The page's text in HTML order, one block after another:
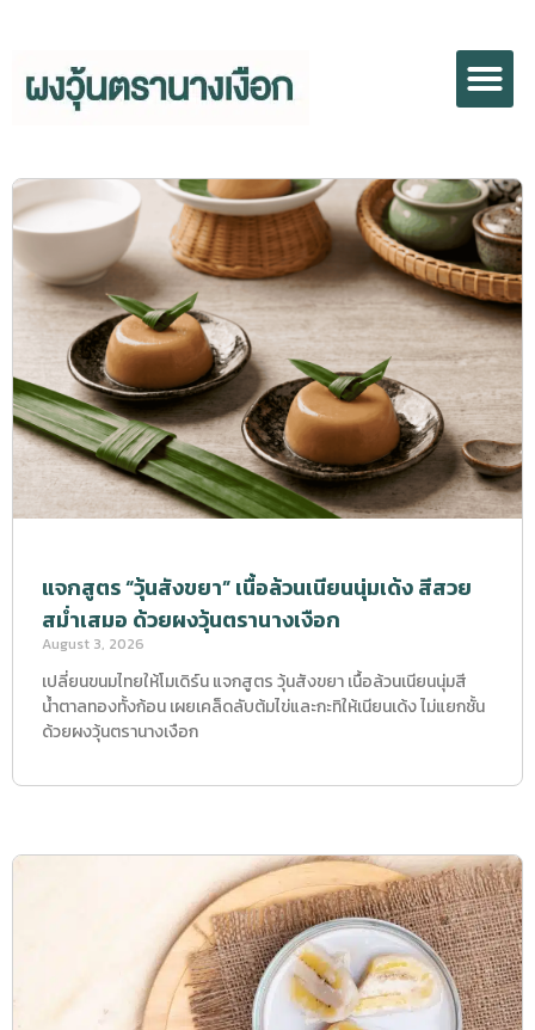
แจกสูตร “วุ้นสังขยา” เนื้อล้วนเนียนนุ่มเด้ง สีสวย
สม่ำเสมอ ด้วยผงวุ้นตรานางเงือก
August 3, 2026
เปลี่ยนขนมไทยให้โมเดิร์น แจกสูตร วุ้นสังขยา เนื้อล้วนเนียนนุ่มสี
น้ำตาลทองทั้งก้อน เผยเคล็ดลับต้มไข่และกะทิให้เนียนเด้ง ไม่แยกชั้น
ด้วยผงวุ้นตรานางเงือก